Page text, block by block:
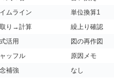
ムライン
単位換算1
り→計算
繰上り確認
活用
図の再作図
ッフル
原因メモ
補強 なし